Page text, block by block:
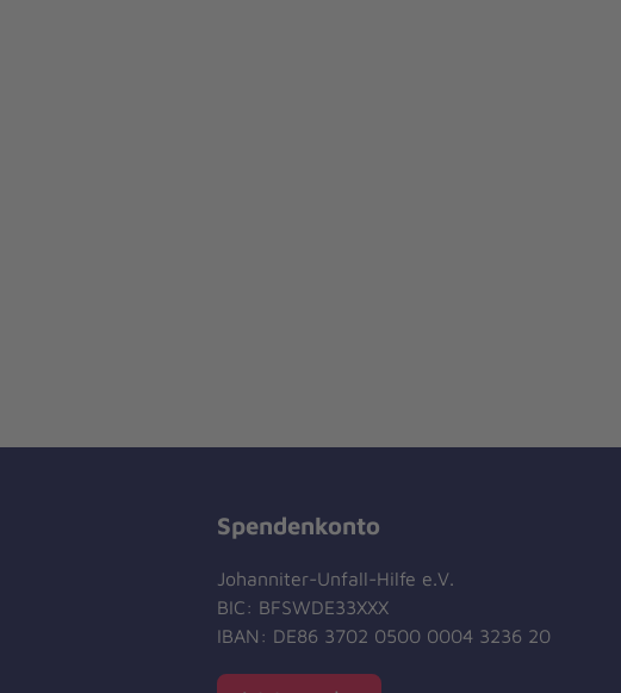
Spendenkonto
Johanniter-Unfall-Hilfe e.V.
BIC: BFSWDE33XXX
IBAN: DE86 3702 0500 0004 3236 20